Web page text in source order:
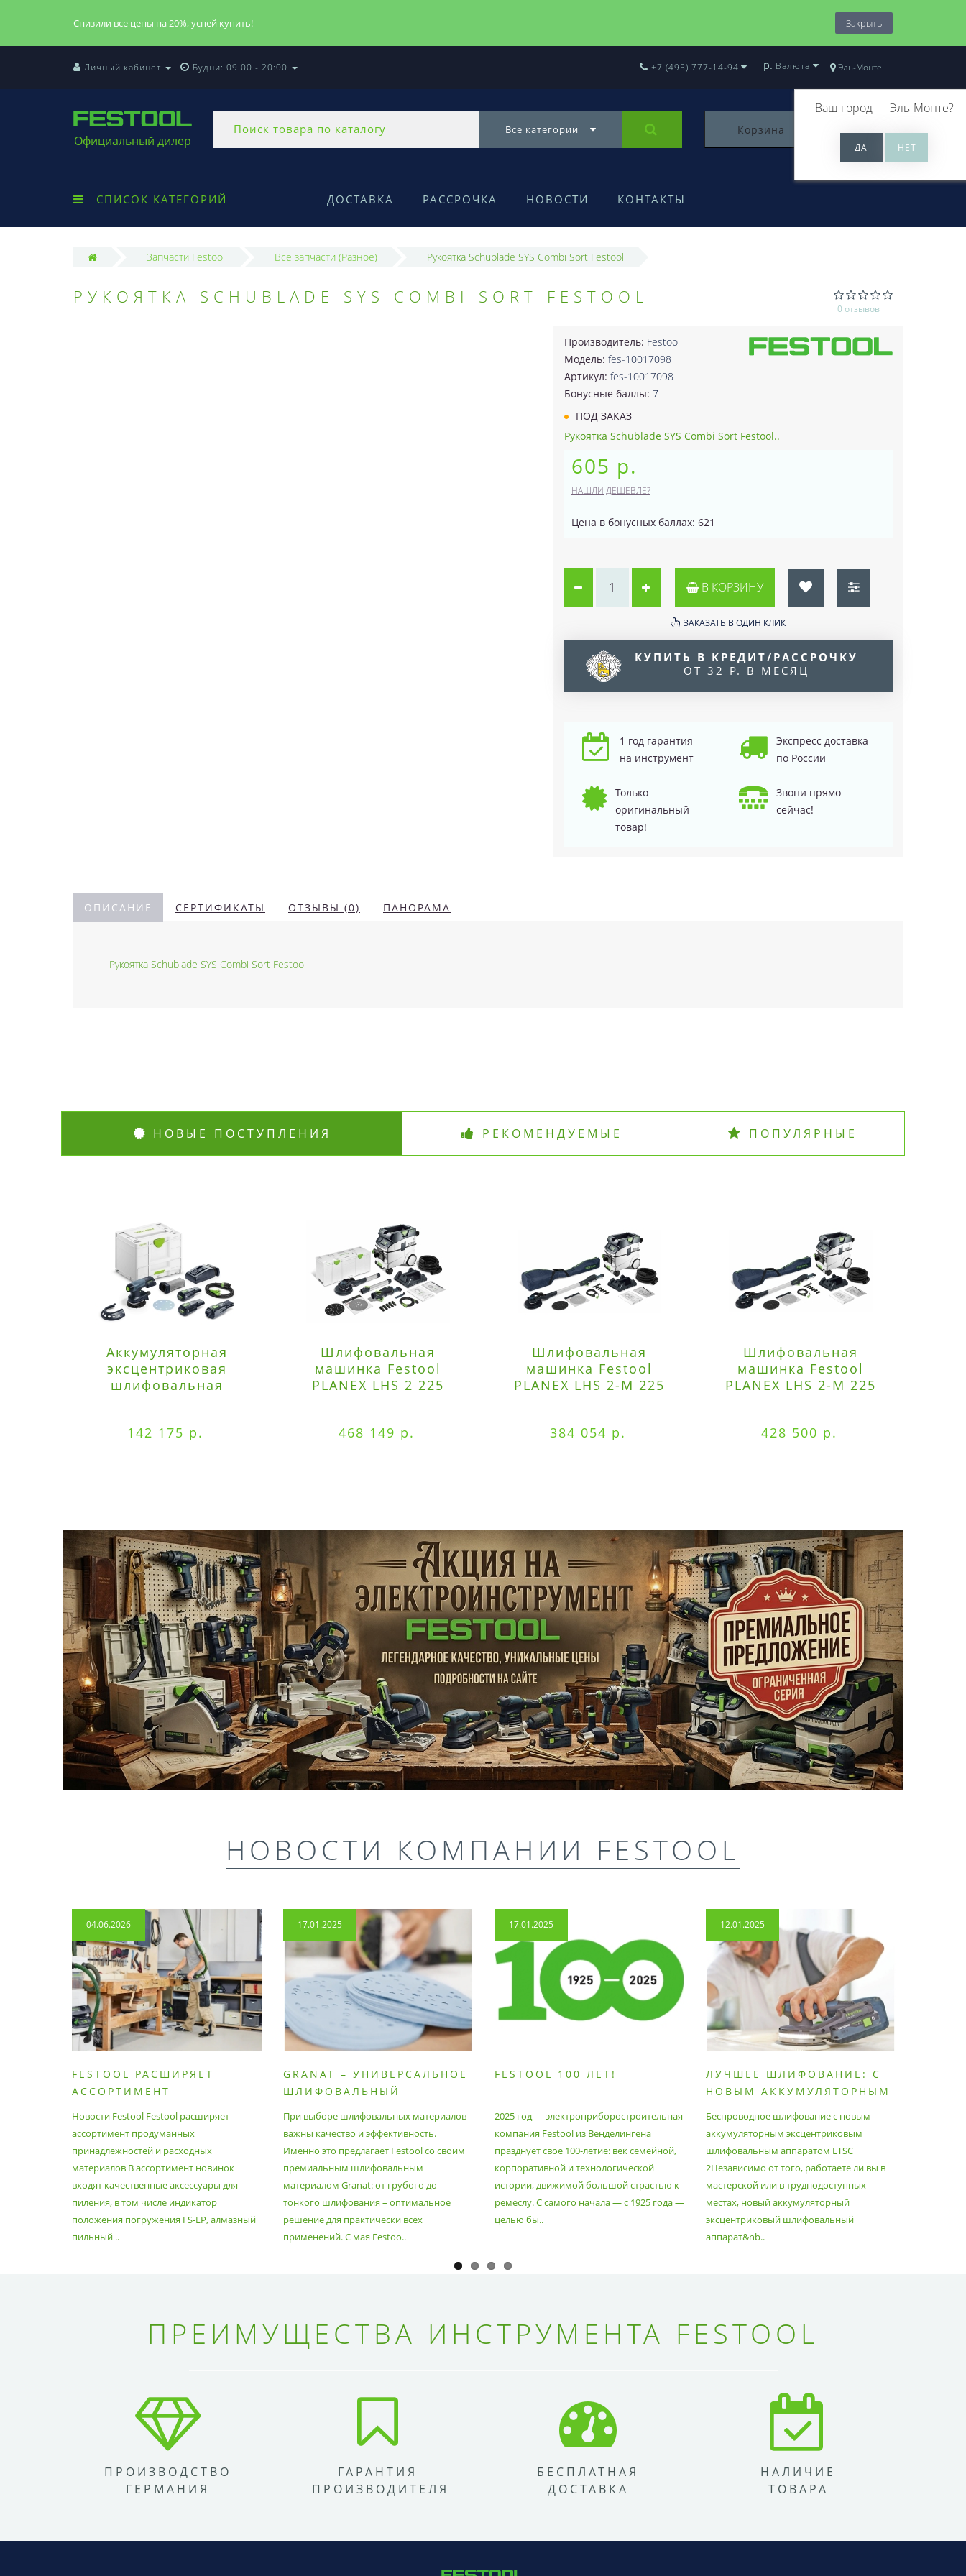
Снизили все цены на 20%, успей купить! Закрыть
Личный кабинет Будни: 09:00 - 20:00 Эль-Монте
Ваш город —Эль-Монте?
+7 (495) 777-14-94 р. Валюта
Официальный дилер
Все категории Корзина 0
СПИСОК КАТЕГОРИЙ ДОСТАВКА РАССРОЧКА НОВОСТИ КОНТАКТЫ
Запчасти Festool Все запчасти (Разное) Рукоятка Schublade SYS Combi Sort Festool
РУКОЯТКА SCHUBLADE SYS COMBI SORT FESTOOL
0 отзывов
Производитель: Festool
Модель: fes-10017098
Артикул: fes-10017098
Бонусные баллы: 7
ПОД ЗАКАЗ
Рукоятка Schublade SYS Combi Sort Festool..
605 р.
НАШЛИ ДЕШЕВЛЕ?
Цена в бонусных баллах: 621
В КОРЗИНУ
ЗАКАЗАТЬ В ОДИН КЛИК
КУПИТЬ В КРЕДИТ/РАССРОЧКУ
ОТ 32 Р. В МЕСЯЦ
1 год гарантия
на инструмент
Экспресс доставка
по России
Только
оригинальный
товар!
Звони прямо
сейчас!
ОПИСАНИЕ СЕРТИФИКАТЫ ОТЗЫВЫ (0) ПАНОРАМА
Рукоятка Schublade SYS Combi Sort Festool
НОВЫЕ ПОСТУПЛЕНИЯ РЕКОМЕНДУЕМЫЕ ПОПУЛЯРНЫЕ
Аккумуляторная
эксцентриковая
шлифовальная
142 175 р.
Шлифовальная
машинка Festool
PLANEX LHS 2 225
468 149 р.
Шлифовальная
машинка Festool
PLANEX LHS 2-M 225
384 054 р.
Шлифовальная
машинка Festool
PLANEX LHS 2-M 225
428 500 р.
НОВОСТИ КОМПАНИИ FESTOOL
04.06.2026
FESTOOL РАСШИРЯЕТ
АССОРТИМЕНТ
ПРИНАДЛЕЖНОСТЕЙ И
РАСХОДНЫХ МАТЕРИАЛОВ
Новости Festool Festool расширяет
ассортимент продуманных
принадлежностей и расходных
материалов В ассортимент новинок
входят качественные аксессуары для
пиления, в том числе индикатор
положения погружения FS-EP, алмазный
пильный ..
17.01.2025
GRANAT – УНИВЕРСАЛЬНОЕ
ШЛИФОВАЛЬНЫЙ
При выборе шлифовальных материалов
важны качество и эффективность.
Именно это предлагает Festool со своим
премиальным шлифовальным
материалом Granat: от грубого до
тонкого шлифования – оптимальное
решение для практически всех
применений. С мая Festoo..
17.01.2025
FESTOOL 100 ЛЕТ!
2025 год — электроприборостроительная
компания Festool из Венделингена
празднует своё 100-летие: век семейной,
корпоративной и технологической
истории, движимой большой страстью к
ремеслу. С самого начала — с 1925 года —
целью бы..
12.01.2025
ЛУЧШЕЕ ШЛИФОВАНИЕ: С
НОВЫМ АККУМУЛЯТОРНЫМ
АППАРАТОМ ETSC2
Беспроводное шлифование с новым
аккумуляторным эксцентриковым
шлифовальным аппаратом ETSC
2Независимо от того, работаете ли вы в
мастерской или в труднодоступных
местах, новый аккумуляторный
эксцентриковый шлифовальный
аппарат&nb..
ПРЕИМУЩЕСТВА ИНСТРУМЕНТА FESTOOL
ПРОИЗВОДСТВО
ГЕРМАНИЯ
ГАРАНТИЯ
ПРОИЗВОДИТЕЛЯ
БЕСПЛАТНАЯ
ДОСТАВКА
НАЛИЧИЕ
ТОВАРА